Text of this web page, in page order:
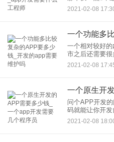
过。总体来说还
hbuilder好一些
2021-02-08
一个相对较好
市之后还需要很
来帮我分怎样才
还是看你的功能
2021-02-08
问个APP开发
码就能让你开发
板的网站建设，
是在淘宝平台上
2021-02-08